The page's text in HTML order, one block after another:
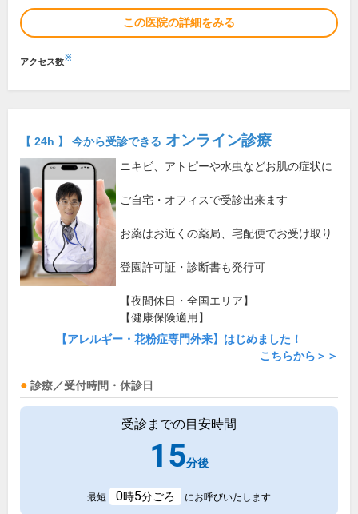
この医院の詳細をみる
アクセス数※
【 24h 】 今から受診できる オンライン診療
ニキビ、アトピーや水虫などお肌の症状に
ご自宅・オフィスで受診出来ます
お薬はお近くの薬局、宅配便でお受け取り
登園許可証・診断書も発行可
【夜間休日・全国エリア】
【健康保険適用】
【アレルギー・花粉症専門外来】はじめました！
こちらから＞＞
診療／受付時間・休診日
受診までの目安時間
15分後
最短 0時5分ごろ にお呼びいたします